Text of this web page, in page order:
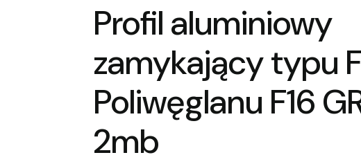
Profil aluminiowy
zamykający typu
Poliwęglanu F16
2mb